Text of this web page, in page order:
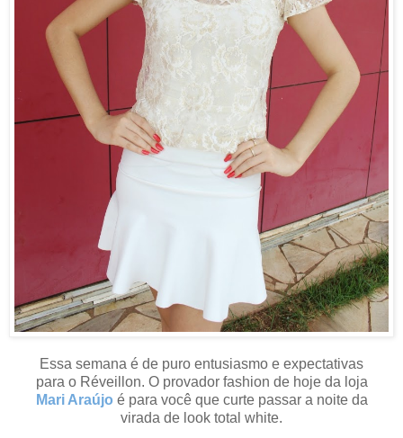
Essa semana é de puro entusiasmo e expectativas
para o Réveillon. O provador fashion de hoje da loja
Mari Araújo é para você que curte passar a noite da
virada de look total white.